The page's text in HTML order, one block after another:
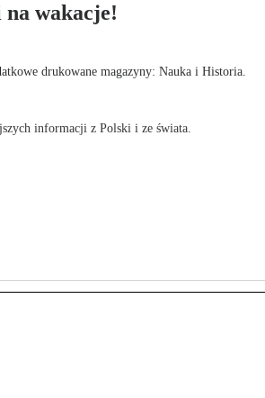
wakacje!
drukowane magazyny: Nauka i Historia.
informacji z Polski i ze świata.